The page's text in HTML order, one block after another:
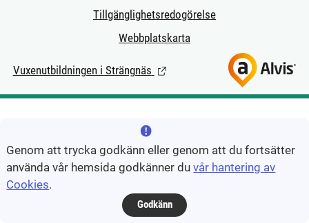
Tillgänglighetsredogörelse
Webbplatskarta
Vuxenutbildningen i Strängnäs (Länk till extern sida.)
Genom att trycka godkänn eller genom att du fortsätter
använda vår hemsida godkänner duvår hantering av
Cookies.
Godkänn